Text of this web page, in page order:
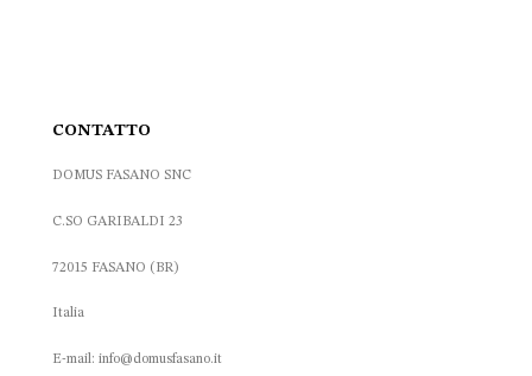
CONTATTO
DOMUS FASANO SNC
C.SO GARIBALDI 23
72015 FASANO (BR)
Italia
E-mail: info@domusfasano.it